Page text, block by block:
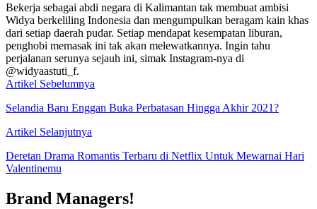
Bekerja sebagai abdi negara di Kalimantan tak membuat ambisi
Widya berkeliling Indonesia dan mengumpulkan beragam kain khas
dari setiap daerah pudar. Setiap mendapat kesempatan liburan,
penghobi memasak ini tak akan melewatkannya. Ingin tahu
perjalanan serunya sejauh ini, simak Instagram-nya di
@widyaastuti_f.
Artikel Sebelumnya
Selandia Baru Enggan Buka Perbatasan Hingga Akhir 2021?
Artikel Selanjutnya
Deretan Drama Romantis Terbaru di Netflix Untuk Mewarnai Hari
Valentinemu
Brand Managers!